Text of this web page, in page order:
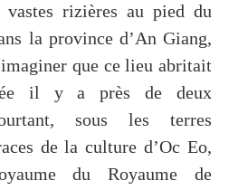
rizières au pied du
la province d’An Giang,
que ce lieu abritait
il y a près de deux
sous les terres
de la culture d’Oc Eo,
du Royaume de